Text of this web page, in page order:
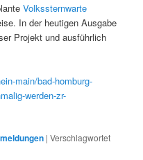
Volkssternwarte
In der heutigen Ausgabe
Projekt und ausführlich
main/bad-homburg-
werden-zr-
|Verschlagwortet